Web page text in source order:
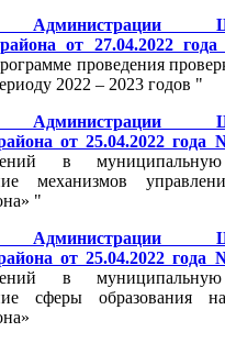
Администрации
от 27.04.2022
проведения
2022 – 2023 годов "
Администрации
от 25.04.2022 года
в
механизмов
"
Администрации
от 25.04.2022 года
в
сферы образования